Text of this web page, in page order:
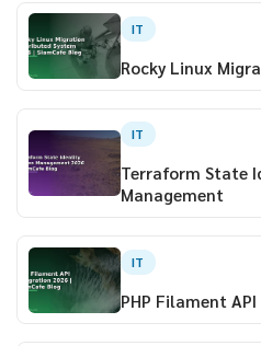
IT
Rocky Linux
IT
Terraform State
Management
IT
PHP Filament